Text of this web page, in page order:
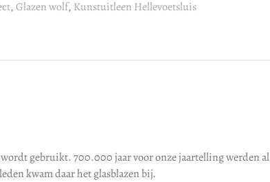
,Glazen wolf, Kunstuitleen Hellevoetsluis
gebruikt. 700.000 jaar voor onze jaartelling werden al
kwam daar het glasblazen bij.